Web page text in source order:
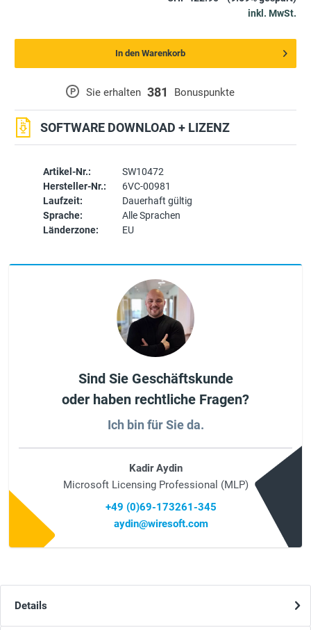
Artikel-Nr.:
SW10472
Hersteller-Nr.:
6VC-00981
Laufzeit:
Dauerhaft gültig
Sprache:
Alle Sprachen
Länderzone:
EU
P Sie erhalten 381 Bonuspunkte
SOFTWARE DOWNLOAD + LIZENZ
inkl. MwSt.
In den Warenkorb
Sind Sie Geschäftskunde
oder haben rechtliche Fragen?
Ich bin für Sie da.
Kadir Aydin
Microsoft Licensing Professional (MLP)
+49 (0)69-173261-345
aydin@wiresoft.com
Details